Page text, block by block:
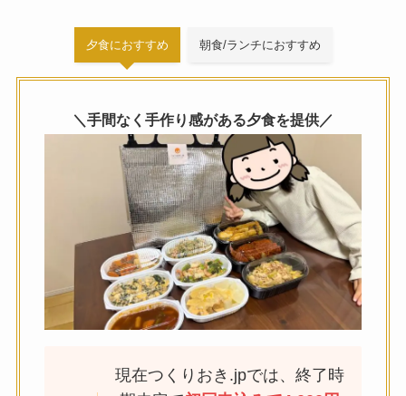
夕食におすすめ 朝食/ランチにおすすめ
＼手間なく手作り感がある夕食を提供／
現在つくりおき.jpでは、終了時